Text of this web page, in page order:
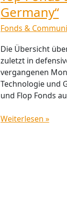
Germany“
Fonds &
Die Übersicht
zuletzt in
vergangenen
Technologie und
und Flop Fonds
Weiterlesen »